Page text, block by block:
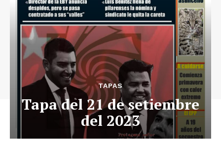
TAPAS
Tapa del 21 de setiembre
del 2023